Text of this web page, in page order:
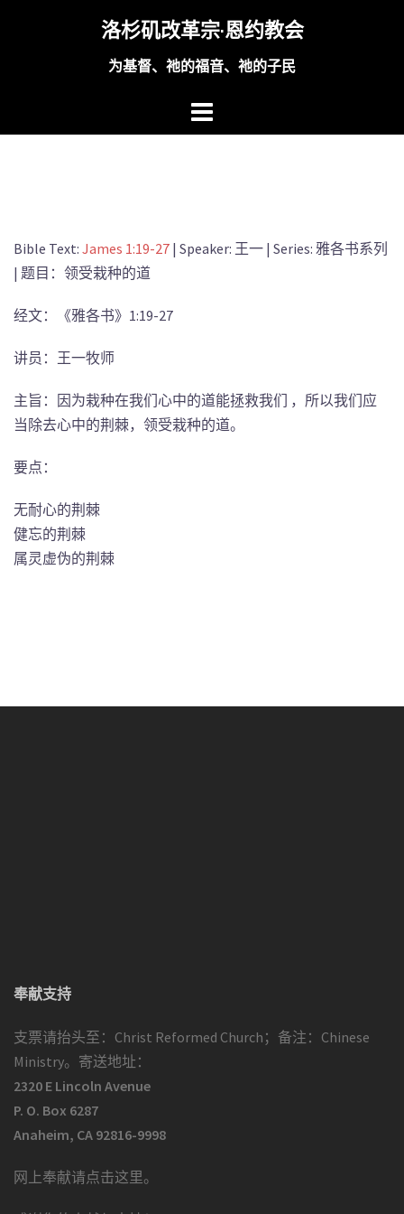
洛杉矶改革宗·恩约教会
为基督、祂的福音、祂的子民
Bible Text: James 1:19-27 | Speaker: 王一 | Series: 雅各书系列
| 题目：领受栽种的道
经文：《雅各书》1:19-27
讲员：王一牧师
主旨：因为栽种在我们心中的道能拯救我们 ，所以我们应
当除去心中的荆棘，领受栽种的道。
要点：
无耐心的荆棘
健忘的荆棘
属灵虚伪的荆棘
奉献支持
支票请抬头至：Christ Reformed Church；备注：Chinese
Ministry。寄送地址：
2320 E Lincoln Avenue
P. O. Box 6287
Anaheim, CA 92816-9998
网上奉献请点击这里。